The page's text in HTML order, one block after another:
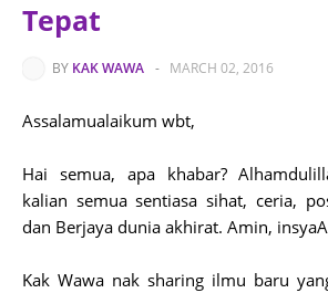
Tepat
BY KAK WAWA - MARCH 02, 2016
Assalamualaikum wbt,
Hai semua, apa khabar?
kalian semua sentiasa sihat, ceria,
dan Berjaya dunia akhirat. Amin,
Kak Wawa nak sharing ilmu baru